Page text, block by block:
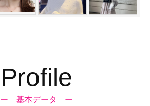
Profile
ー 基本データ ー